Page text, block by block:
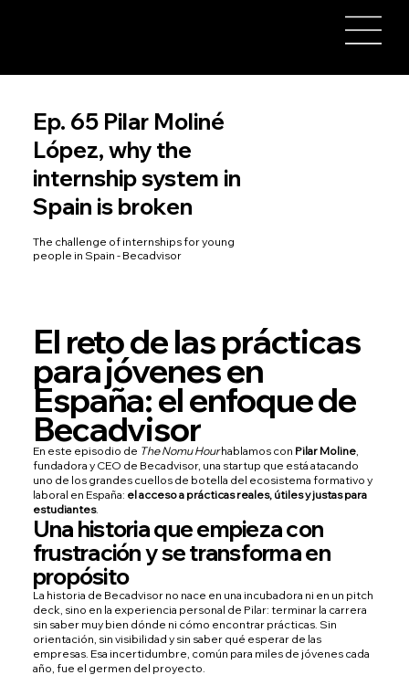
Ep. 65 Pilar Moliné
López, why the
internship system in
Spain is broken
The challenge of internships for young
people in Spain - Becadvisor
El reto de las prácticas
para jóvenes en
España: el enfoque de
Becadvisor
En este episodio de The Nomu Hourhablamos con Pilar Moline,
fundadora y CEO de Becadvisor, una startup que está atacando
uno de los grandes cuellos de botella del ecosistema formativo y
laboral en España: el acceso a prácticas reales, útiles y justas para
estudiantes.
Una historia que empieza con
frustración y se transforma en
propósito
La historia de Becadvisor no nace en una incubadora ni en un pitch
deck, sino en la experiencia personal de Pilar: terminar la carrera
sin saber muy bien dónde ni cómo encontrar prácticas. Sin
orientación, sin visibilidad y sin saber qué esperar de las
empresas. Esa incertidumbre, común para miles de jóvenes cada
año, fue el germen del proyecto.